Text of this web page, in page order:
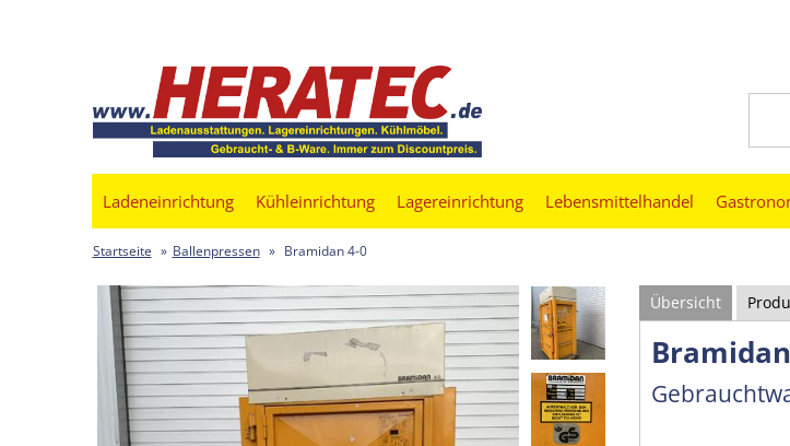
Ladeneinrichtung Kühleinrichtung Lagereinrichtung Lebensmittelhandel
Startseite » Ballenpressen » Bramidan 4-0
Übersicht